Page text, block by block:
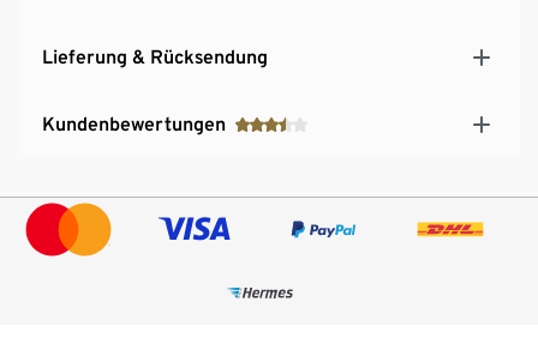
Lieferung & Rücksendung
Kundenbewertungen